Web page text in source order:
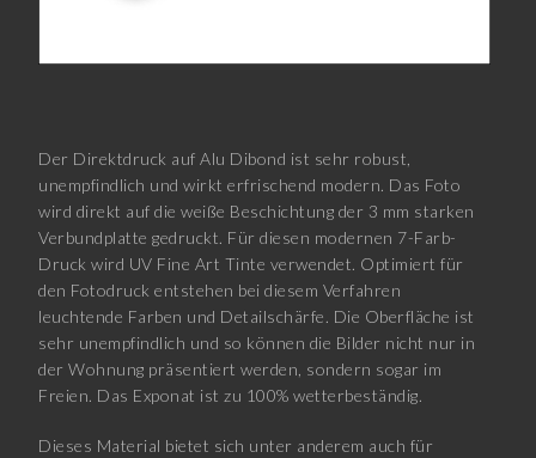
Der Direktdruck auf Alu Dibond ist sehr robust,
unempfindlich und wirkt erfrischend modern. Das Foto
wird direkt auf die weiße Beschichtung der 3 mm starken
Verbundplatte gedruckt. Für diesen modernen 7-Farb-
Druck wird UV Fine Art Tinte verwendet. Optimiert für
den Fotodruck entstehen bei diesem Verfahren
leuchtende Farben und Detailschärfe. Die Oberfläche ist
sehr unempfindlich und so können die Bilder nicht nur in
der Wohnung präsentiert werden, sondern sogar im
Freien. Das Exponat ist zu 100% wetterbeständig.
Dieses Material bietet sich unter anderem auch für